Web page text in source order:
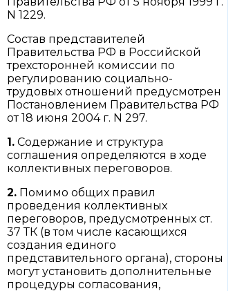
N 1229.
Состав представителей
Правительства РФ в Российской
трехсторонней комиссии по
регулированию социально-
трудовых отношений предусмотрен
Постановлением Правительства РФ
от 18 июня 2004 г. N 297.
1. Содержание и структура
соглашения определяются в ходе
коллективных переговоров.
2. Помимо общих правил
проведения коллективных
переговоров, предусмотренных ст.
37 ТК (в том числе касающихся
создания единого
представительного органа), стороны
могут установить дополнительные
процедуры согласования,